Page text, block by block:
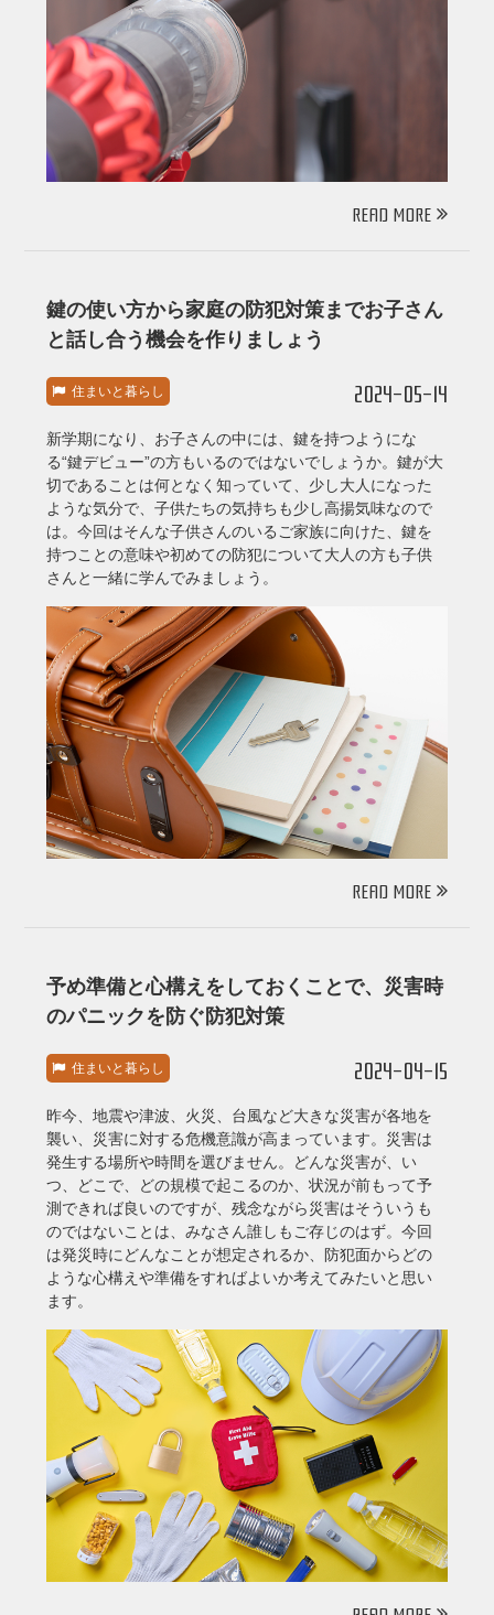
READ MORE
鍵の使い方から家庭の防犯対策までお子さん
と話し合う機会を作りましょう
住まいと暮らし 2024-05-14
新学期になり、お子さんの中には、鍵を持つようにな
る“鍵デビュー”の方もいるのではないでしょうか。鍵が大
切であることは何となく知っていて、少し大人になった
ような気分で、子供たちの気持ちも少し高揚気味なので
は。今回はそんな子供さんのいるご家族に向けた、鍵を
持つことの意味や初めての防犯について大人の方も子供
さんと一緒に学んでみましょう。
READ MORE
予め準備と心構えをしておくことで、災害時
のパニックを防ぐ防犯対策
住まいと暮らし 2024-04-15
昨今、地震や津波、火災、台風など大きな災害が各地を
襲い、災害に対する危機意識が高まっています。災害は
発生する場所や時間を選びません。どんな災害が、い
つ、どこで、どの規模で起こるのか、状況が前もって予
測できれば良いのですが、残念ながら災害はそういうも
のではないことは、みなさん誰しもご存じのはず。今回
は発災時にどんなことが想定されるか、防犯面からどの
ような心構えや準備をすればよいか考えてみたいと思い
ます。